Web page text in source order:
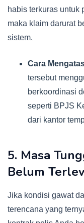
habis terkuras untuk
maka klaim darurat
sistem.
Cara
tersebut
berkoordinasi
seperti BPJS
dari kantor
5. Masa
Belum
Jika kondisi gawat
terencana yang